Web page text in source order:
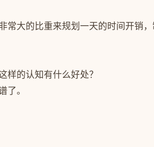
常大的比重来规划一天的时间开销，
的认知有什么好处？
了。